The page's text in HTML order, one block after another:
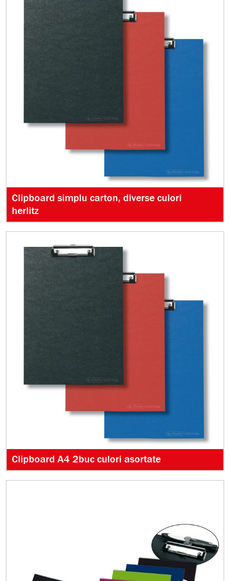
Clipboard simplu carton, diverse culori
herlitz
Clipboard A4 2buc culori asortate